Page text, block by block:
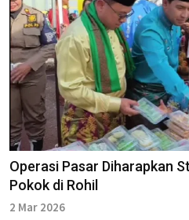
Operasi Pasar Diharapkan
Pokok di Rohil
2 Mar 2026